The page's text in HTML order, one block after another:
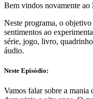
Bem vindos novamente ao
Neste programa, o objetivo
sentimentos ao
série, jogo, livro,
áudio.
Neste Episódio:
Vamos falar sobre a mania